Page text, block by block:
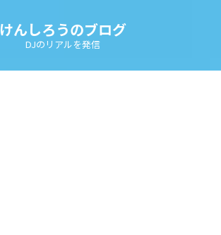
けんしろうのブログ
DJのリアルを発信